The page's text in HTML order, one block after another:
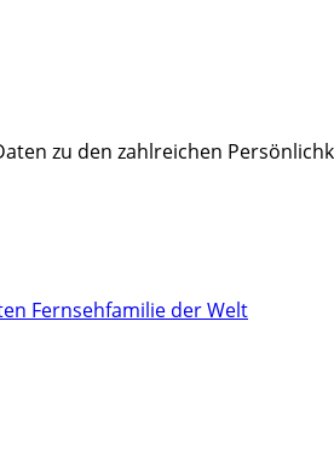
zu den zahlreichen
Fernsehfamilie der Welt